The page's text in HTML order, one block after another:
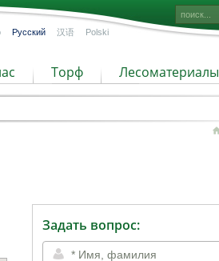
Русский 汉语 Polski
Торф Лесоматериалы
Задать вопрос: